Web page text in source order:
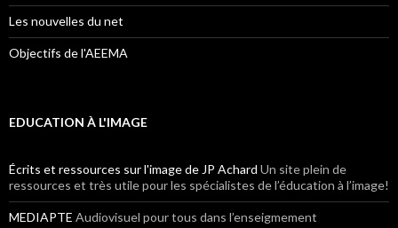
Les nouvelles du net
Objectifs de l'AEEMA
EDUCATION À L'IMAGE
Écrits et ressources sur l'image de JP Achard Un site plein de
ressources et très utile pour les spécialistes de l’éducation à l’image!
MEDIAPTE Audiovisuel pour tous dans l’enseigmement